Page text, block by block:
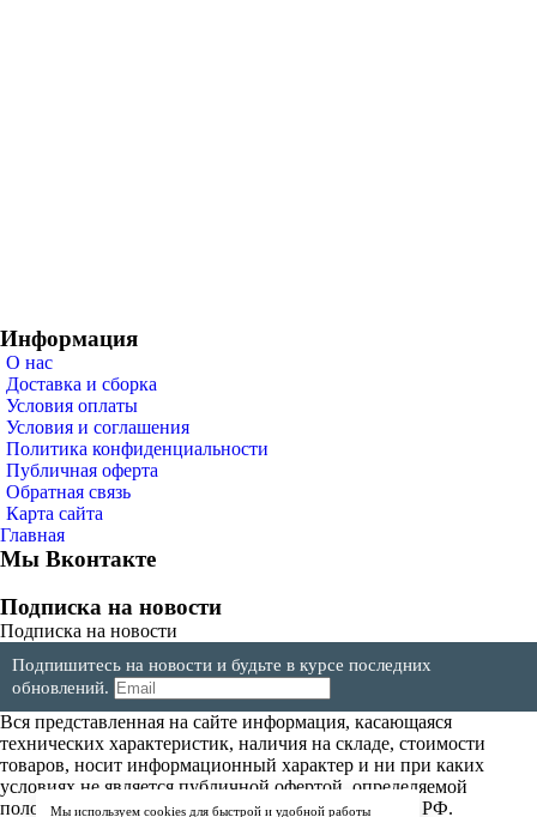
Информация
О нас
Доставка и сборка
Условия оплаты
Условия и соглашения
Политика конфиденциальности
Публичная оферта
Обратная связь
Карта сайта
Главная
Мы Вконтакте
Подписка на новости
Подписка на новости
Подпишитесь на новости и будьте в курсе последних
обновлений.
Вся представленная на сайте информация, касающаяся
технических характеристик, наличия на складе, стоимости
товаров, носит информационный характер и ни при каких
условиях не является публичной офертой, определяемой
положениями Статьи 437(2) Гражданского кодекса РФ.
Мы используем cookies для быстрой и удобной работы